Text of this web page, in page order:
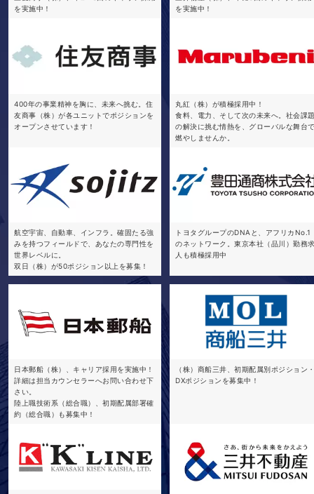
を実施中！
を実施中！
400年の事業精神を胸に、未来へ挑む。住
友商事（株）が各ユニットでポジションを
オープンさせています！
丸紅（株）が積極採用中！
食料、電力、そして次の未来へ。社会課
の解決に挑む情熱を、グローバルな舞台
燃やしませんか。
航空宇宙、自動車、インフラ。確固たる強
みを持つフィールドで、あなたの専門性を
世界レベルに。
双日（株）が50ポジション以上を募集！
トヨタグループのDNAと、アフリカNo.1
のネットワーク。東京本社（品川）勤務
人も積極採用中
日本郵船（株）、キャリア採用を実施中！
詳細は担当カウンセラーへお問い合わせ下
さい。
陸上職技術系（総合職）、初期配属部署確
約（総合職）も募集中！
（株）商船三井、初期配属別ポジション
DXポジションを募集中！